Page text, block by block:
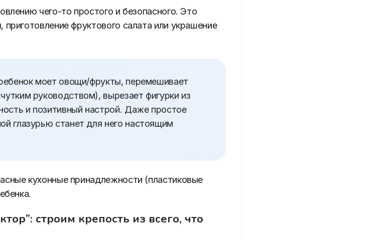
чего-то простого и безопасного. Это
фруктового салата или украшение
моет овощи/фрукты, перемешивает
руководством), вырезает фигурки из
и позитивный настрой. Даже простое
глазурью станет для него настоящим
кухонные принадлежности (пластиковые
строим крепость из всего, что